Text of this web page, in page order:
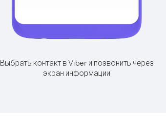
Выбрать контакт в Viber и позвонить через
экран информации